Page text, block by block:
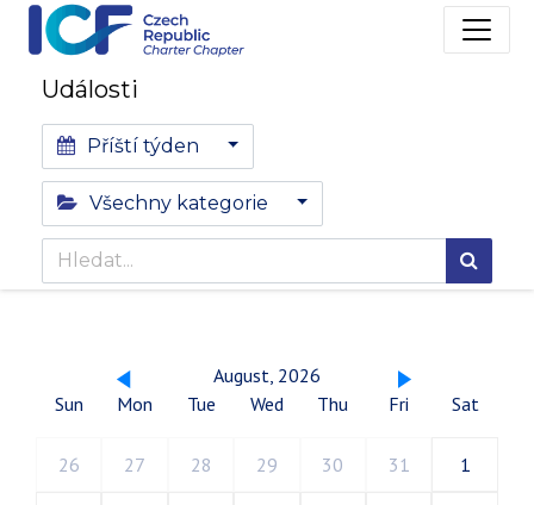
Události
Příští týden
Všechny kategorie
August, 2026
Sun
Mon Tue Wed Thu Fri Sat
26 27 28 29 30 31 1